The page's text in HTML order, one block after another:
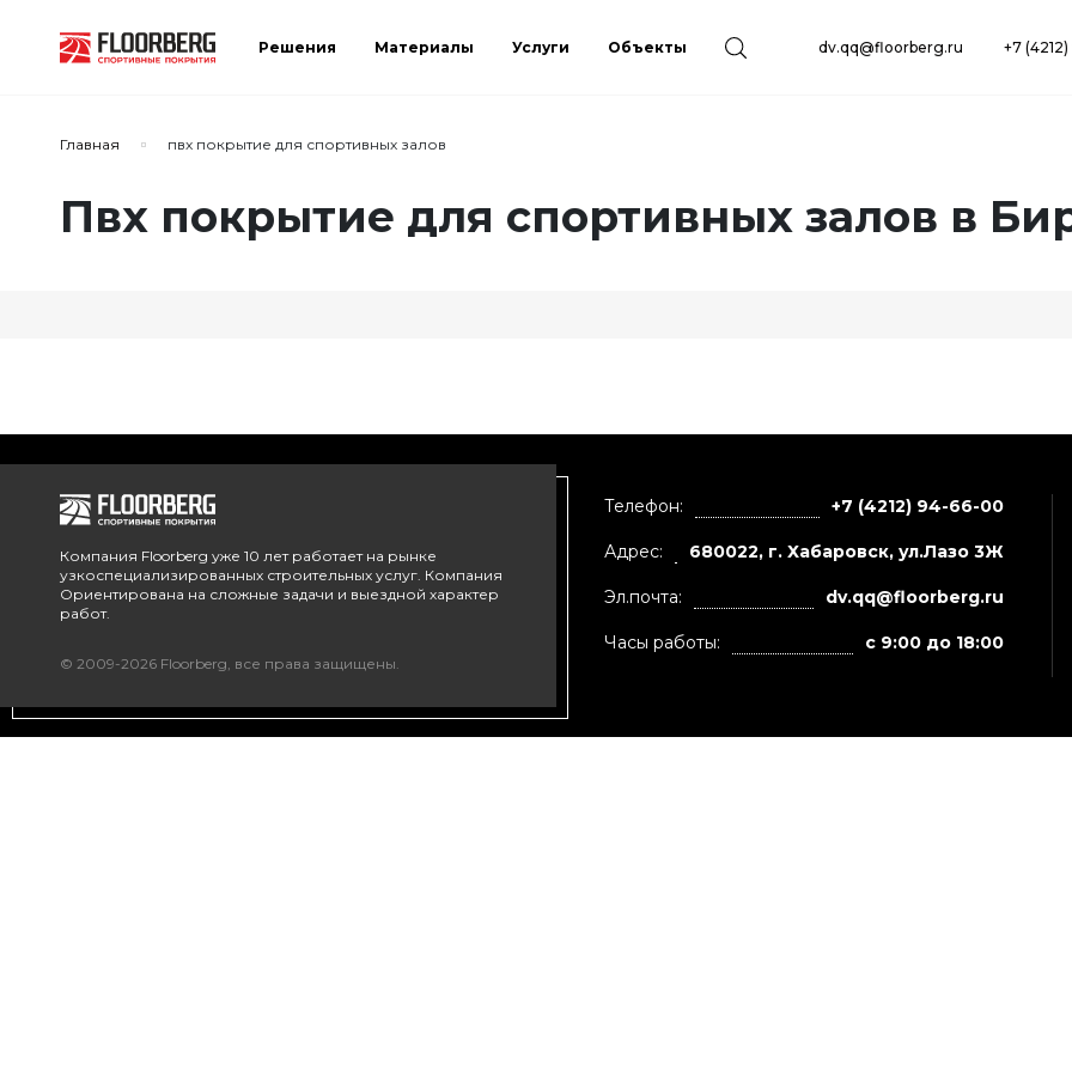
Решения Материалы Услуги Объекты dv.qq@floorberg.ru +7
Главная пвх покрытие для спортивных залов
Пвх покрытие для спортивных залов в
Компания Floorberg уже 10 лет работает на рынке
узкоспециализированных строительных услуг. Компания
Ориентирована на сложные задачи и выездной характер
работ.
© 2009-2026 Floorberg, все права защищены.
Телефон: +7 (4212) 94-66-00
Адрес: 680022, г. Хабаровск, ул.Лазо 3Ж
Эл.почта: dv.qq@floorberg.ru
Часы работы: с 9:00 до 18:00